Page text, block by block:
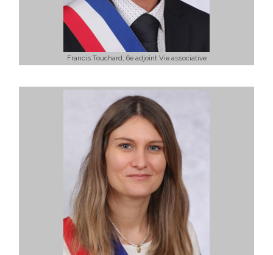
Francis Touchard, 6e adjoint Vie associative